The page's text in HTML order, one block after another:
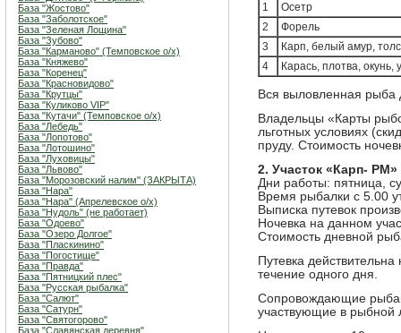
База "Жостово"
База "Заболотское"
База "Зеленая Лощина"
База "Зубово"
База "Карманово" (Темповское о/х)
База "Княжево"
База "Коренец"
База "Красновидово"
База "Крутцы"
База "Куликово VIP"
База "Кутачи" (Темповское о/х)
База "Лебедь"
База "Лопотово"
База "Лотошино"
База "Луховицы"
База "Львово"
База "Морозовский налим" (ЗАКРЫТА)
База "Нара"
База "Нара" (Апрелевское о/х)
База "Нудоль" (не работает)
База "Одоево"
База "Озеро Долгое"
База "Пласкинино"
База "Погостище"
База "Правда"
База "Пятницкий плес"
База "Русская рыбалка"
База "Салют"
База "Сатурн"
База "Святогорово"
База "Славянская деревня"
1
Осетр
2
Форель
3
Карп, белый амур,
4
Карась, плотва, окунь,
Вся выловленная рыба
Владельцы «Карты
льготных условиях
пруду. Стоимость
2. Участок «Карп-
Дни работы: пятница,
Время рыбалки с 5.00
Выписка путевок
Ночевка на данном
Стоимость дневной
Путевка
течение одного дня.
Сопровождающие
участвующие в рыбной